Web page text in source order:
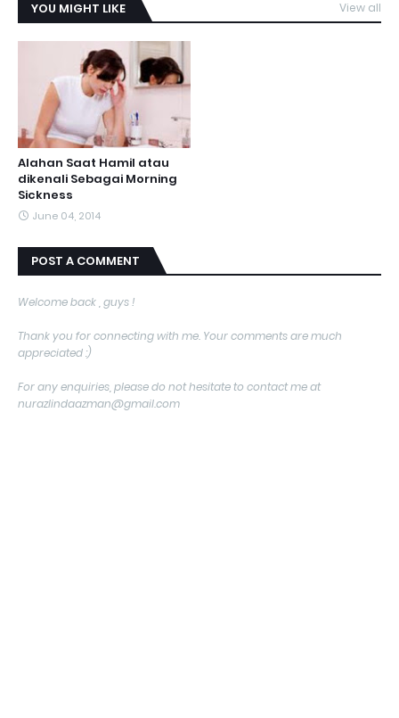
YOU MIGHT LIKE View all
Alahan Saat Hamil atau
dikenali Sebagai Morning
Sickness
June 04, 2014
POST A COMMENT
Welcome back , guys !
Thank you for connecting with me. Your comments are much
appreciated :)
For any enquiries, please do not hesitate to contact me at
nurazlindaazman@gmail.com